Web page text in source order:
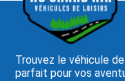
Trouvez le véhicule
parfait pour vos